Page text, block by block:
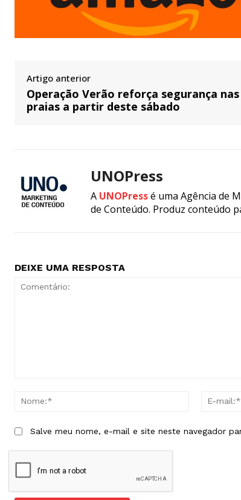
Artigo anterior
Operação Verão reforça segurança nas
praias a partir deste sábado
UNOPress
A UNOPressé uma Agência de
de Conteúdo. Produz conteúdo
DEIXE UMA RESPOSTA
Nome:*
Salve meu nome, e-mail e site neste navegador